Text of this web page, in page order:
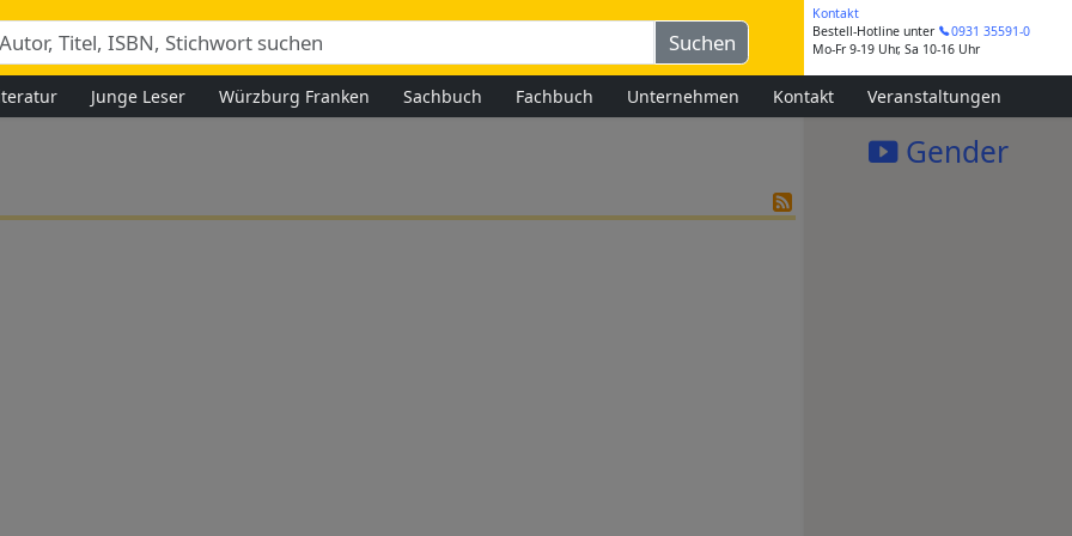
Kontakt
Bestell-Hotline unter
0931 35591-0
Mo-Fr 9-19 Uhr, Sa 10-16 Uhr
Junge Leser Würzburg Franken Sachbuch Fachbuch Unternehmen Kontakt Veranstaltungen
Gender